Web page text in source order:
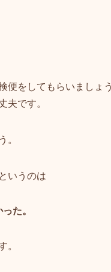
をしてもらいましょう
です。
いうのは
た。